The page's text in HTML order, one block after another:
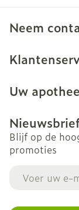
Neem
Uw
Blijf op de
promoties